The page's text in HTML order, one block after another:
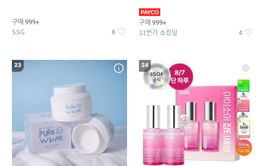
구매 999+
SSG 8
영복/티셔츠/
구매 999+
11번가 쇼킹딜 4
23 24